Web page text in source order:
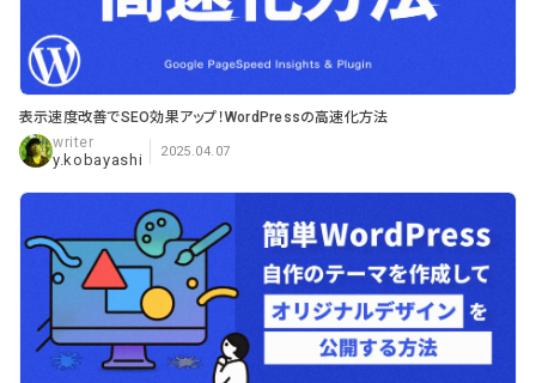
表示速度改善でSEO効果アップ！WordPressの高速化方法
y.kobayashi 2025.04.07